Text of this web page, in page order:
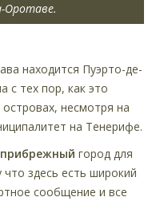
Оротаве.
находится Пуэрто-де-
с тех пор, как это
несмотря на
на Тенерифе.
прибрежный город для
здесь есть широкий
сообщение и все